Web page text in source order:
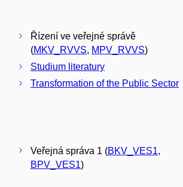
Řízení ve veřejné správě
(MKV_RVVS, MPV_RVVS)
Studium literatury
Transformation of the Public Sector
Veřejná správa 1 (BKV_VES1,
BPV_VES1)